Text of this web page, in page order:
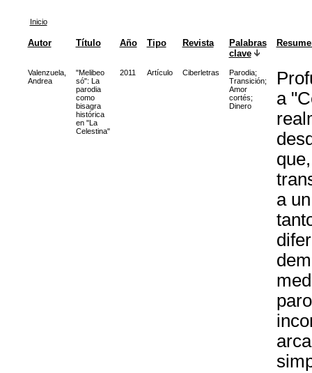
Inicio
Autor Título Año Tipo Revista
Palabras
clave
Valenzuela,
Andrea
"Melibeo
só": La
parodia
como
bisagra
histórica
en "La
Celestina"
2011 Artículo Ciberletras Parodia;
Transición;
Amor
cortés;
Dinero
a
a